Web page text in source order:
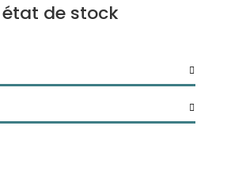
de stock